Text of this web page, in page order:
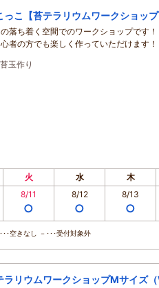
っこ【苔テラリウムワークショップ
落ち着く空間でのワークショップです！
者の方でも楽しく作っていただけます！
苔玉作り
火 水 木
8/11
○
8/12
○
8/13
○
･空きなし －･･･受付対象外
ラリウムワークショップMサイズ